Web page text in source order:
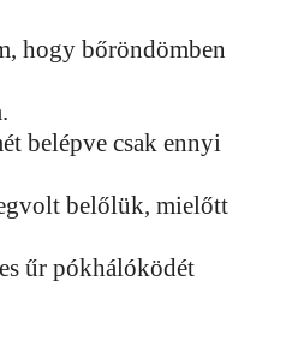
hogy bőröndömben
belépve csak ennyi
belőlük, mielőtt
űr pókhálóködét